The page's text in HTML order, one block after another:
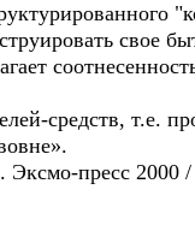
свое
средств, т.е.
Эксмо-пресс 2000 /